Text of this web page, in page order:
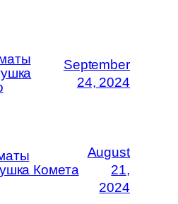
September
24, 2024
Комета
August
21,
2024